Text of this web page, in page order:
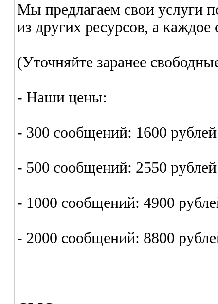
Мы предлагаем свои услуги
из других ресурсов, а
(Уточняйте заранее
- Наши цены:
- 300 сообщений: 1600
- 500 сообщений: 2550
- 1000 сообщений: 4900
- 2000 сообщений: 8800